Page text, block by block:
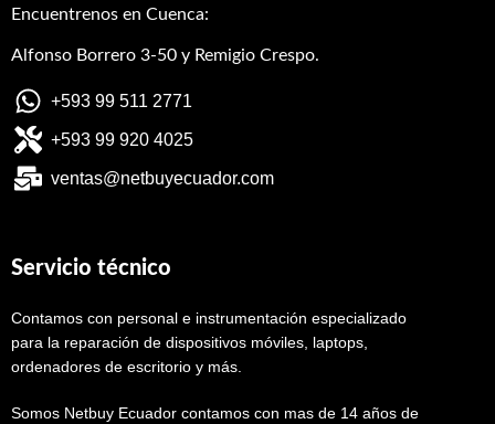
Encuentrenos en Cuenca:
Alfonso Borrero 3-50 y Remigio Crespo.
+593 99 511 2771
+593 99 920 4025
ventas@netbuyecuador.com
Servicio técnico
Contamos con personal e instrumentación especializado
para la reparación de dispositivos móviles, laptops,
ordenadores de escritorio y más.
Somos Netbuy Ecuador contamos con mas de 14 años de